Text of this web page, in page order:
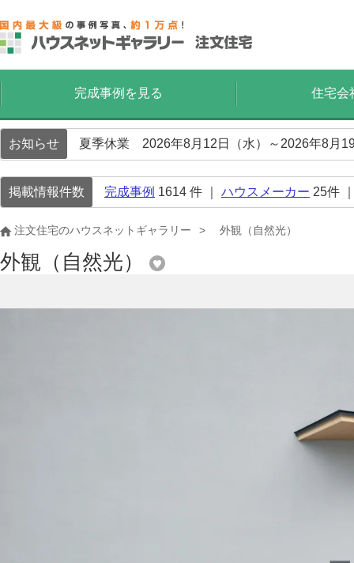
完成事例を見る 住宅会
お知らせ 夏季休業 2026年8月12日（水）～2026年8月
掲載情報件数 完成事例 1614 件 ｜ ハウスメーカー 25件
注文住宅のハウスネットギャラリー 外観（自然光）
外観（自然光）